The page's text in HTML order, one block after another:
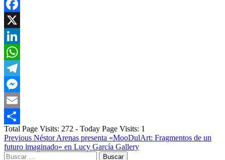
Facebook
X
LinkedIn
WhatsApp
Telegram
Messenger
Email
Compartir
Total Page Visits: 272 - Today Page Visits: 1
Post
navigation
Previous Néstor Arenas presenta «MooDulArt: Fragmentos de un
futuro imaginado» en Lucy García Gallery
Buscar: